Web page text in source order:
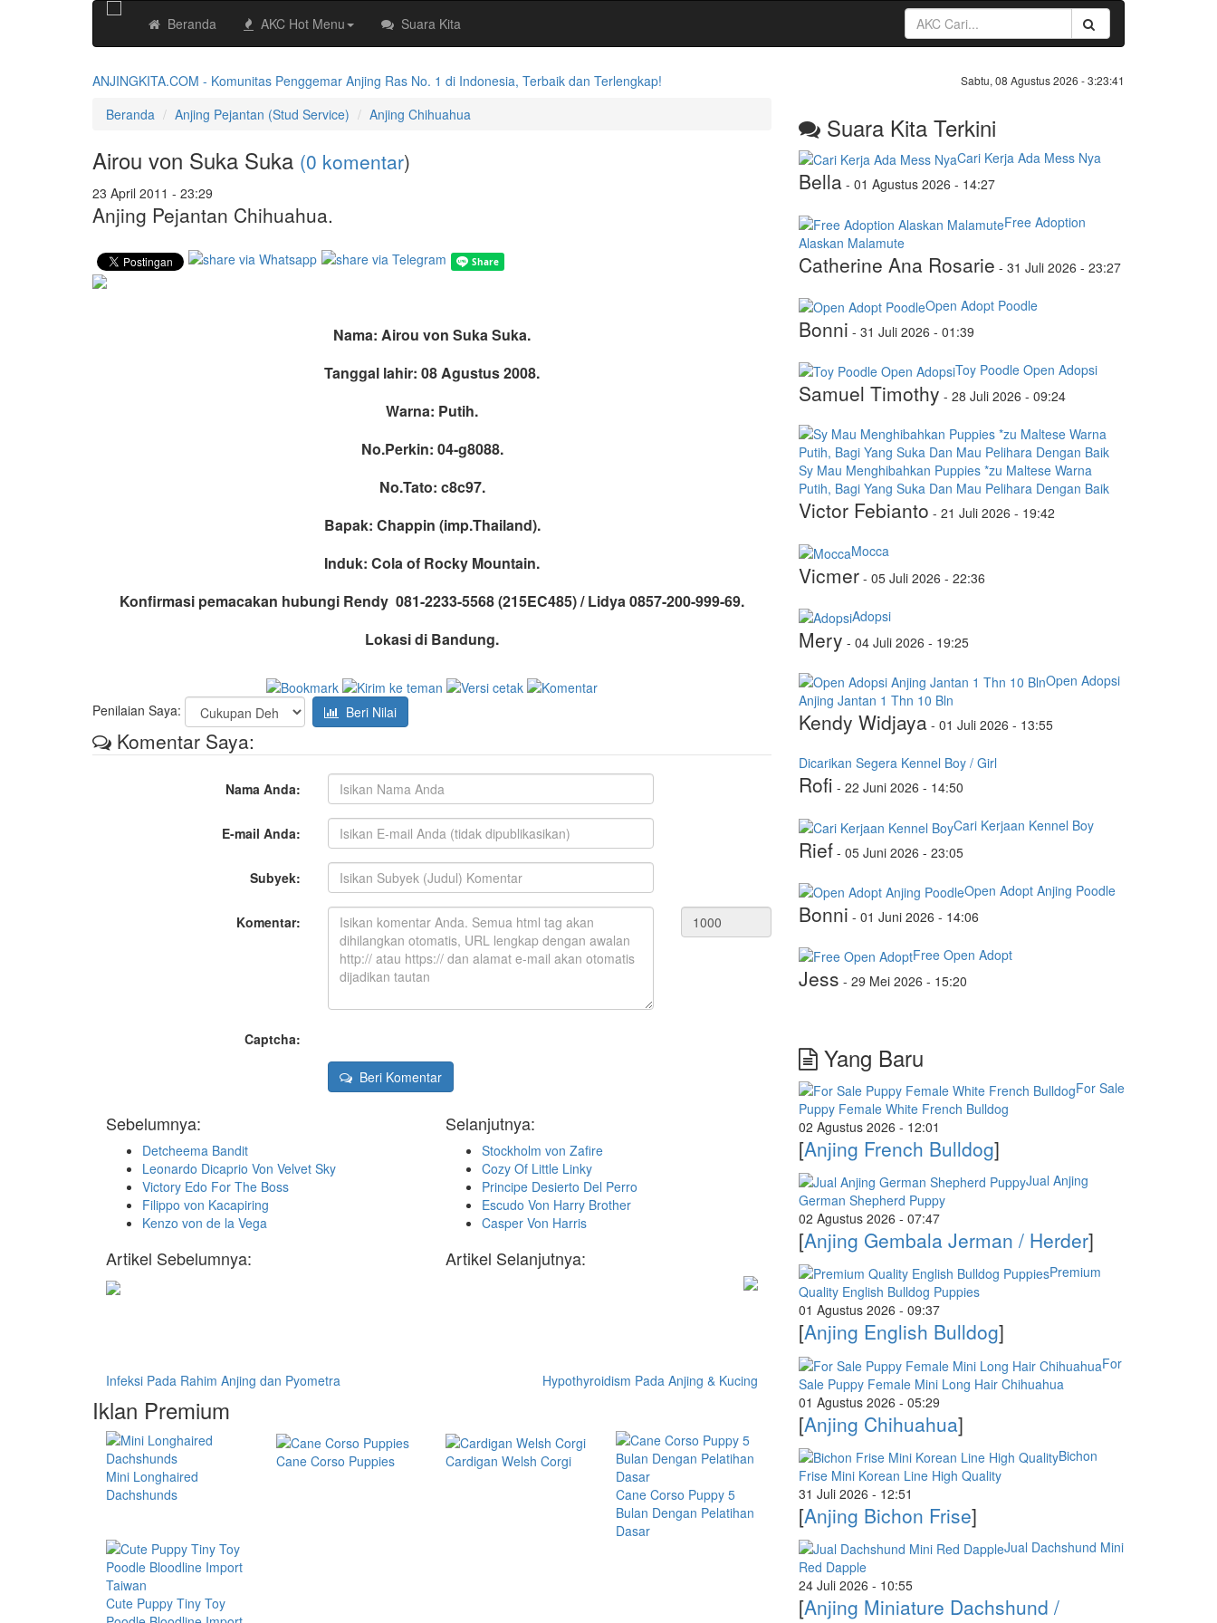
Beranda AKC Hot Menu Suara Kita
ANJINGKITA.COM - Komunitas Penggemar Anjing Ras No. 1 di Indonesia, Terbaik dan Terlengkap! Sabtu, 08 Agustus 2026 -3:23:41
Beranda Anjing Pejantan (Stud Service) Anjing Chihuahua
Airou von Suka Suka (0 komentar)
23 April 2011 - 23:29
Anjing Pejantan Chihuahua.
Nama: Airou von Suka Suka.
Tanggal lahir: 08 Agustus 2008.
Warna: Putih.
No.Perkin: 04-g8088.
No.Tato: c8c97.
Bapak: Chappin (imp.Thailand).
Induk: Cola of Rocky Mountain.
Konfirmasi pemacakan hubungi Rendy 081-2233-5568 (215EC485) / Lidya 0857-200-999-69.
Lokasi di Bandung.
Penilaian Saya: Beri Nilai
Komentar Saya:
Nama Anda:
E-mail Anda:
Subyek:
Komentar:
Captcha:
Beri Komentar
Sebelumnya:
Detcheema Bandit
Leonardo Dicaprio Von Velvet Sky
Victory Edo For The Boss
Filippo von Kacapiring
Kenzo von de la Vega
Selanjutnya:
Stockholm von Zafire
Cozy Of Little Linky
Principe Desierto Del Perro
Escudo Von Harry Brother
Casper Von Harris
Artikel Sebelumnya:
Infeksi Pada Rahim Anjing dan Pyometra
Artikel Selanjutnya:
Hypothyroidism Pada Anjing & Kucing
Iklan Premium
Mini Longhaired
Dachshunds
Cane Corso Puppies
Cardigan Welsh Corgi
Cane Corso Puppy 5
Bulan Dengan Pelatihan
Dasar
Cute Puppy Tiny Toy
Suara Kita Terkini
Cari Kerja Ada Mess Nya
Bella - 01 Agustus 2026 - 14:27
Free Adoption
Alaskan Malamute
Catherine Ana Rosarie - 31 Juli 2026 - 23:27
Open Adopt Poodle
Bonni - 31 Juli 2026 - 01:39
Toy Poodle Open Adopsi
Samuel Timothy - 28 Juli 2026 - 09:24
Sy Mau Menghibahkan Puppies *zu Maltese Warna
Putih, Bagi Yang Suka Dan Mau Pelihara Dengan Baik
Victor Febianto - 21 Juli 2026 - 19:42
Mocca
Vicmer - 05 Juli 2026 - 22:36
Adopsi
Mery - 04 Juli 2026 - 19:25
Open Adopsi
Anjing Jantan 1 Thn 10 Bln
Kendy Widjaya - 01 Juli 2026 - 13:55
Dicarikan Segera Kennel Boy / Girl
Rofi - 22 Juni 2026 - 14:50
Cari Kerjaan Kennel Boy
Rief - 05 Juni 2026 - 23:05
Open Adopt Anjing Poodle
Bonni - 01 Juni 2026 - 14:06
Free Open Adopt
Jess - 29 Mei 2026 - 15:20
Yang Baru
For Sale
Puppy Female White French Bulldog
02 Agustus 2026 - 12:01
[Anjing French Bulldog]
Jual Anjing
German Shepherd Puppy
02 Agustus 2026 - 07:47
[Anjing Gembala Jerman / Herder]
Premium
Quality English Bulldog Puppies
01 Agustus 2026 - 09:37
[Anjing English Bulldog]
For
Sale Puppy Female Mini Long Hair Chihuahua
01 Agustus 2026 - 05:29
[Anjing Chihuahua]
Bichon
Frise Mini Korean Line High Quality
31 Juli 2026 - 12:51
[Anjing Bichon Frise]
Jual Dachshund Mini
Red Dapple
24 Juli 2026 - 10:55
[Anjing Miniature Dachshund /